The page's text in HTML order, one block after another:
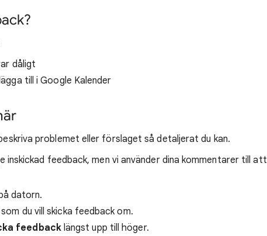
dåligt
till i Google Kalender
problemet eller förslaget så detaljerat du kan.
inskickad feedback, men vi använder dina kommentarer till att
datorn.
du vill skicka feedback om.
feedbacklängst upp till höger.